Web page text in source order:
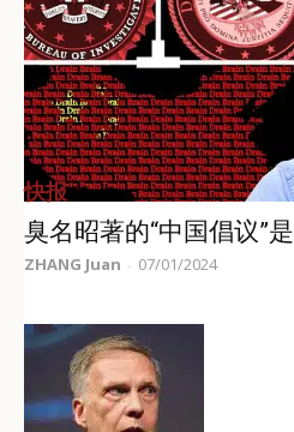
快报
臭名昭著的“中国倡议”
ZHANG Juan - 07/01/2024